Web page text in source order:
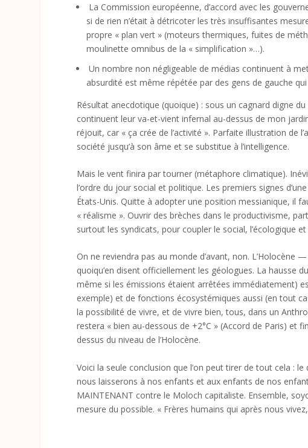
La Commission européenne, d’accord avec les
si de rien n’était à détricoter les très insuffisantes
propre « plan vert » (moteurs thermiques, fuites de
moulinette omnibus de la « simplification »…).
Un nombre non négligeable de médias continuent à
absurdité est même répétée par des gens de gauche
Résultat anecdotique (quoique) : sous un cagnard digne
continuent leur va-et-vient infernal au-dessus de mon
réjouit, car « ça crée de l’activité ». Parfaite illustration
société jusqu’à son âme et se substitue à l’intelligence.
Mais le vent finira par tourner (métaphore climatique).
l’ordre du jour social et politique. Les premiers signes
États-Unis. Quitte à adopter une position messianique, il
« réalisme ». Ouvrir des brèches dans le productivisme,
surtout les syndicats, pour coupler le social, l’écologique
On ne reviendra pas au monde d’avant, non. L’Holocène
quoiqu’en disent officiellement les géologues. La hausse
même si les émissions étaient arrêtées immédiatement)
exemple) et de fonctions écosystémiques aussi (en tout
la possibilité de vivre, et de vivre bien, tous, dans un
restera « bien au-dessous de +2°C » (Accord de Paris)
dessus du niveau de l’Holocène.
Voici la seule conclusion que l’on peut tirer de tout cela :
nous laisserons à nos enfants et aux enfants de nos
MAINTENANT contre le Moloch capitaliste. Ensemble,
mesure du possible. « Frères humains qui après nous